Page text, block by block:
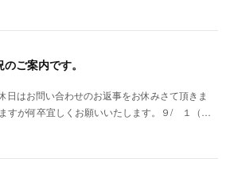
ご案内です。
日はお問い合わせのお返事をお休みさて頂きま
すが何卒宜しくお願いいたします。９/ １（…